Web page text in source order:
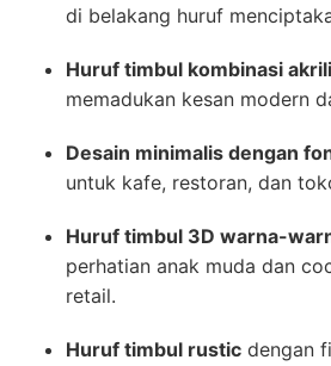
di belakang huruf
Huruf timbul kombinasi
memadukan kesan modern
Desain minimalis dengan
untuk kafe, restoran, dan
Huruf timbul 3D warna-
perhatian anak muda dan
retail.
Huruf timbul rustic dengan